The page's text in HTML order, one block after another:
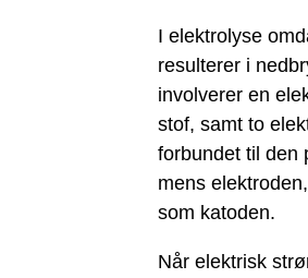
I elektrolyse
resulterer i
involverer en
stof, samt to
forbundet til den
mens
som katoden.
Når elektrisk